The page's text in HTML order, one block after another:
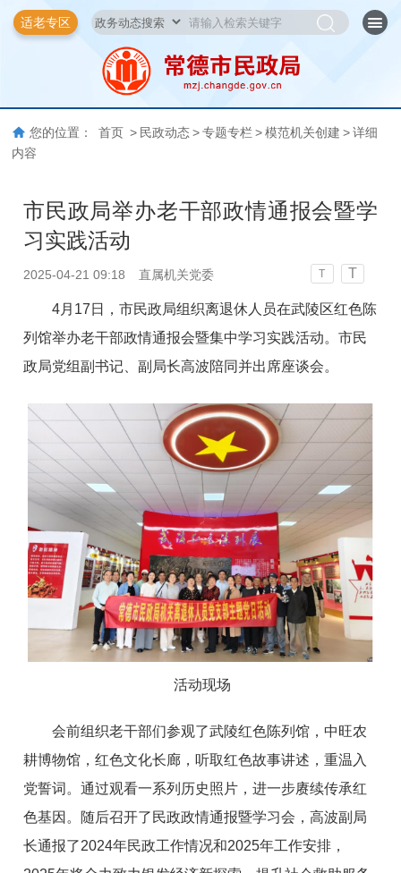
适老专区
您的位置： 首页 > 民政动态 > 专题专栏 > 模范机关创建 > 详细
内容
市民政局举办老干部政情通报会暨学
习实践活动
2025-04-21 09:18 直属机关党委 T T
4月17日，市民政局组织离退休人员在武陵区红色陈
列馆举办老干部政情通报会暨集中学习实践活动。市民
政局党组副书记、副局长高波陪同并出席座谈会。
活动现场
会前组织老干部们参观了武陵红色陈列馆，中旺农
耕博物馆，红色文化长廊，听取红色故事讲述，重温入
党誓词。通过观看一系列历史照片，进一步赓续传承红
色基因。随后召开了民政政情通报暨学习会，高波副局
长通报了2024年民政工作情况和2025年工作安排，